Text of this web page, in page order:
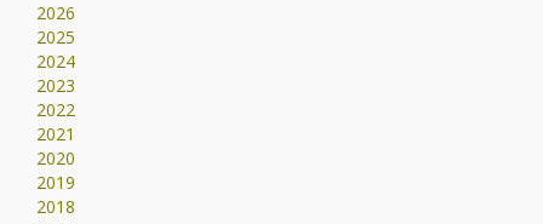
2026
2025
2024
2023
2022
2021
2020
2019
2018